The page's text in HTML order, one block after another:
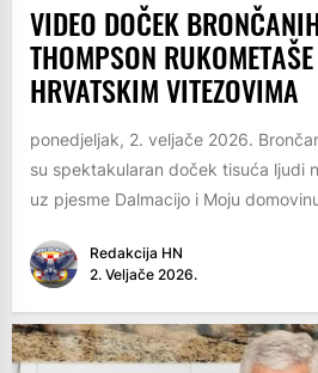
VIDEO DOČEK
THOMPSON
HRVATSKIM VITEZOVIMA
ponedjeljak, 2. veljače 2026.
su spektakularan doček tisuća ljudi
uz pjesme Dalmacijo i Moju
Redakcija HN
2. Veljače 2026.